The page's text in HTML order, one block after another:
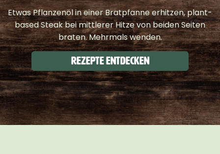
Etwas Pflanzenöl in einer Bratpfanne erhitzen, plant-
based Steak bei mittlerer Hitze von beiden Seiten
braten. Mehrmals wenden.
Rezepte entdecken